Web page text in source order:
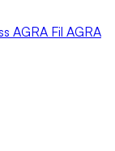
AGRA Fil AGRA